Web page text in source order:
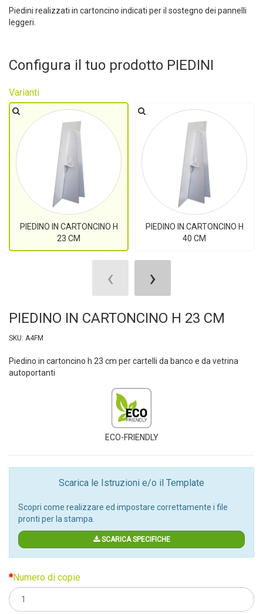
Piedini realizzati in cartoncino indicati per il sostegno dei pannelli
leggeri.
Configura il tuo prodotto PIEDINI
Varianti
PIEDINO IN CARTONCINO H
23 CM
PIEDINO IN CARTONCINO H
40 CM
‹ ›
PIEDINO IN CARTONCINO H 23 CM
SKU: A4FM
Piedino in cartoncino h 23 cm per cartelli da banco e da vetrina
autoportanti
ECO-FRIENDLY
Scarica le Istruzioni e/o il Template
Scopri come realizzare ed impostare correttamente i file
pronti per la stampa.
SCARICA SPECIFICHE
Numero di copie